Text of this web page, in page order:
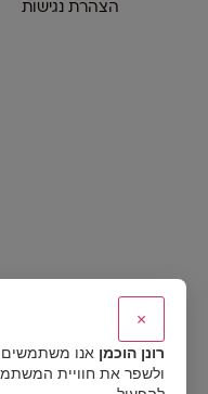
הצהרת נגישות
×
רונן הוכמן אנו משתמשים
ולשפר את חוויית